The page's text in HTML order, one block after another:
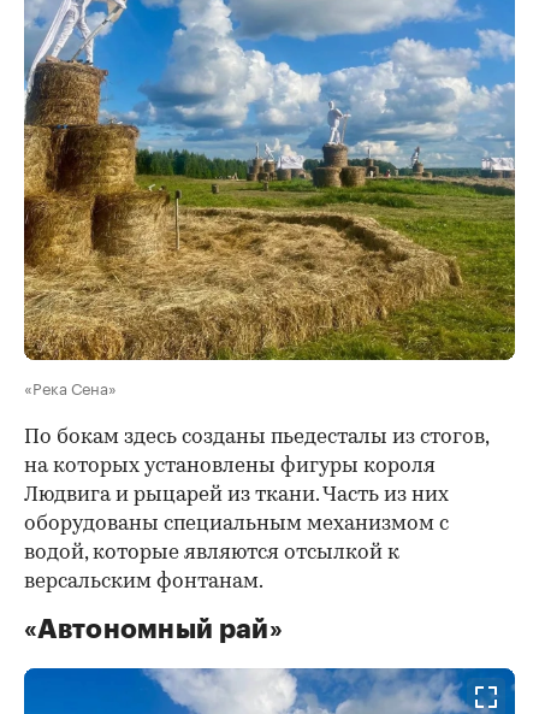
«Река Сена»
По бокам здесь созданы пьедесталы из стогов,
на которых установлены фигуры короля
Людвига и рыцарей из ткани. Часть из них
оборудованы специальным механизмом с
водой, которые являются отсылкой к
версальским фонтанам.
«Автономный рай»